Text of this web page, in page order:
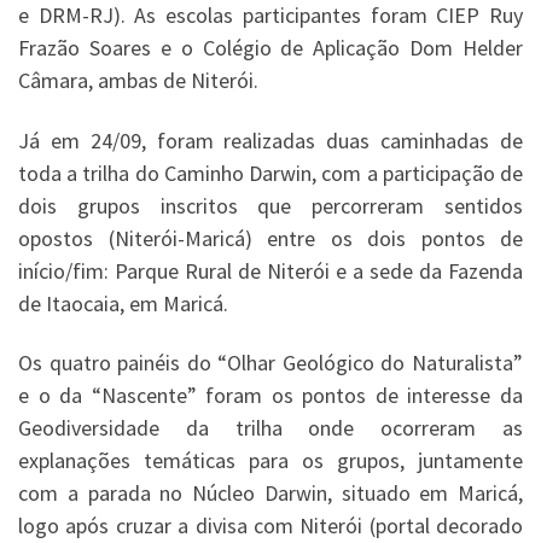
e DRM-RJ). As escolas participantes foram CIEP Ruy
Frazão Soares e o Colégio de Aplicação Dom Helder
Câmara, ambas de Niterói.
Já em 24/09, foram realizadas duas caminhadas de
toda a trilha do Caminho Darwin, com a participação de
dois grupos inscritos que percorreram sentidos
opostos (Niterói-Maricá) entre os dois pontos de
início/fim: Parque Rural de Niterói e a sede da Fazenda
de Itaocaia, em Maricá.
Os quatro painéis do “Olhar Geológico do Naturalista”
e o da “Nascente” foram os pontos de interesse da
Geodiversidade da trilha onde ocorreram as
explanações temáticas para os grupos, juntamente
com a parada no Núcleo Darwin, situado em Maricá,
logo após cruzar a divisa com Niterói (portal decorado